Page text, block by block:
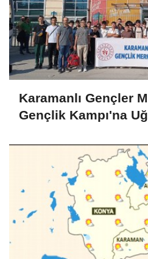
Karamanlı Gençler
Gençlik Kampı'na